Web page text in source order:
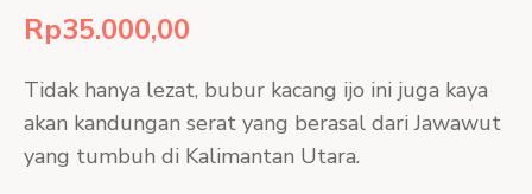
Rp35.000,00
Tidak hanya lezat, bubur kacang ijo ini juga kaya
akan kandungan serat yang berasal dari Jawawut
yang tumbuh di Kalimantan Utara.